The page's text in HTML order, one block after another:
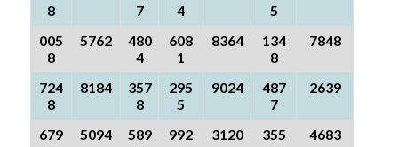
8
7
4
5
005
8
5762
480
4
608
1
8364
134
8
7848
724
8
8184
357
8
295
5
9024
487
7
2639
679
5094
589
992
3120
355
4683